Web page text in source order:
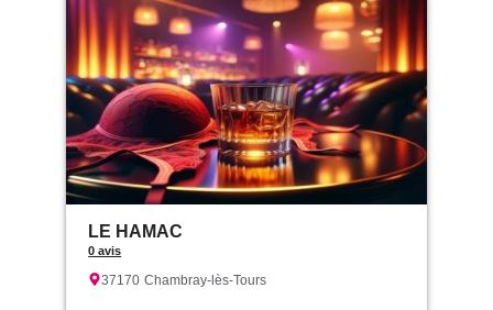
LE HAMAC
0 avis
37170 Chambray-lès-Tours